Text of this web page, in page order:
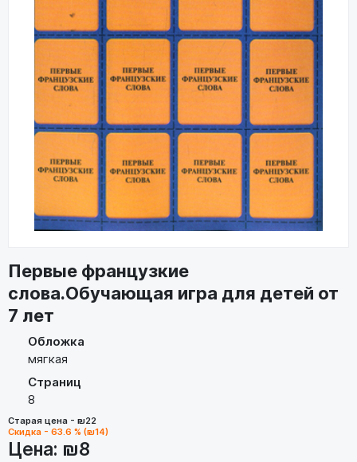
Первые французкие
слова.Обучающая игра для детей от
7 лет
Обложка
мягкая
Страниц
8
Старая цена - ₪22
Скидка - 63.6 % (₪14)
Цена: ₪8